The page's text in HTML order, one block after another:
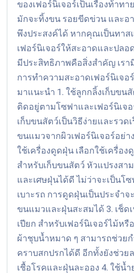
ของเฟอร์นิเจอร์เป็นเรื่องท้าทา
มักจะทิ้งขน รอยขีดข่วน และอ
พึงประสงค์ได้ หากคุณเป็นทาส
เฟอร์นิเจอร์ให้สะอาดและปล
มีประสิทธิภาพคือสิ่งสำคัญ เรา
การทำความสะอาดเฟอร์นิเจอ
มาแนะนำ 1. ใช้ลูกกลิ้งเก็บขน
ติดอยู่ตามโซฟาและเฟอร์นิเจ
เก็บขนสัตว์เป็นวิธีง่ายและรวด
ขนแมวจากผิวเฟอร์นิเจอร์อย่า
ใช้เครื่องดูดฝุ่น เลือกใช้เครื่อ
สำหรับเก็บขนสัตว์ หัวแปรงสา
และเศษฝุ่นได้ดี ไม่ว่าจะเป็นโ
เบาะรถ การดูดฝุ่นเป็นประจำ
ขนแมวและฝุ่นสะสมได้ 3. เช็ด
เปียก สำหรับเฟอร์นิเจอร์ไม้หรื
ผ้าชุบน้ำหมาด ๆ สามารถช่วย
คราบสกปรกได้ดี อีกทั้งยังช่วย
เชื้อโรคและฝุ่นละออง 4. ใช้น้